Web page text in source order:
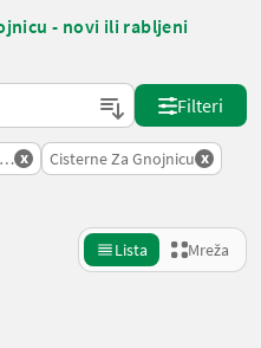
- novi ili rabljeni
Filteri
Navodnjavanje
x Cisterne Za Gnojnicu x
Lista Mreža